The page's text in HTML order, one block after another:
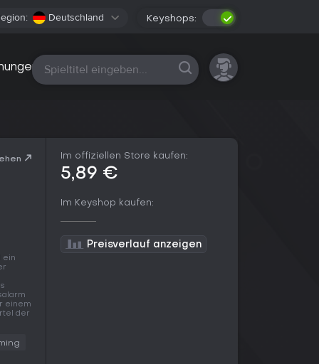
Deutschland Keyshops:
Alle Plattformen
ein
einem
der
Im offiziellen Store kaufen:
5,89 €
Im Keyshop kaufen:
Preisverlauf anzeigen